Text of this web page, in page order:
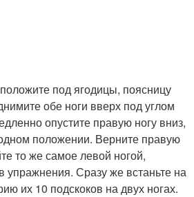
под ягодицы, поясницу
обе ноги вверх под углом
опустите правую ногу вниз,
положении. Верните правую
то же самое левой ногой,
упражнения. Сразу же встаньте на
их 10 подскоков на двух ногах.